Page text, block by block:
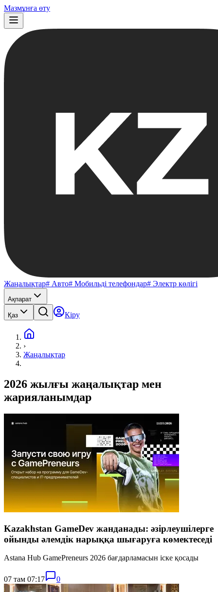
Мазмұнға өту
Жаңалықтар# Авто# Мобильді телефондар# Электр көлігі
Ақпарат
Қаз Кіру
›
Жаңалықтар
2026 жылғы жаңалықтар мен
жарияланымдар
Kazakhstan GameDev жанданады: әзірлеушілерге
ойынды әлемдік нарыққа шығаруға көмектеседі
Astana Hub GamePreneurs 2026 бағдарламасын іске қосады
07 там 07:17 0